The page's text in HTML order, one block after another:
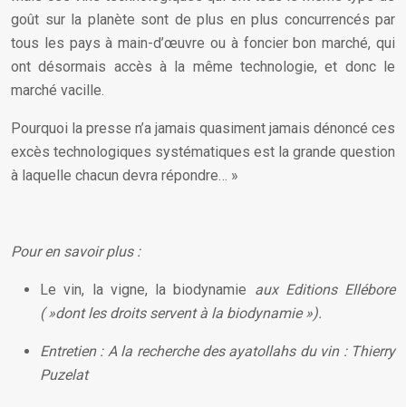
goût sur la planète sont de plus en plus concurrencés par
tous les pays à main-d’œuvre ou à foncier bon marché, qui
ont désormais accès à la même technologie, et donc le
marché vacille.
Pourquoi la presse n’a jamais quasiment jamais dénoncé ces
excès technologiques systématiques est la grande question
à laquelle chacun devra répondre… »
Pour en savoir plus :
Le vin, la vigne, la biodynamie aux Editions Ellébore
( »dont les droits servent à la biodynamie »).
Entretien : A la recherche des ayatollahs du vin : Thierry
Puzelat